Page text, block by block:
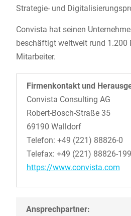
Strategie- und
Convista hat seinen
beschäftigt weltweit rund 1.200
Mitarbeiter.
Firmenkontakt und
Convista Consulting AG
Robert-Bosch-Straße 35
69190 Walldorf
Telefon: +49 (221) 88826-0
Telefax: +49 (221) 88826-199
https://www.convista.com
Ansprechpartner: